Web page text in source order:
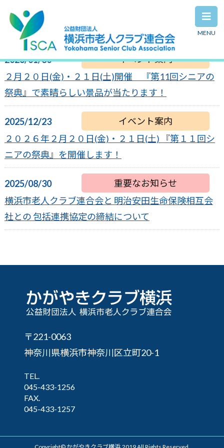
MENU
2026/01/30
イベント案内
２月２０日(金)・２１日(土)開催 『第11回シニアの
祭典』で素晴らしい景品が当たります！
2025/12/23
イベント案内
２０２６年２月２０日(金)・２１日(土) 『第１１回シ
ニアの祭典』を開催します！
2025/08/30
重要なお知らせ
横浜市老人クラブ連合会と 明治安田生命保険相互会
社との 包括連携協定の締結について
〒221-0063
神奈川県横浜市神奈川区立町20-1
TEL.
045-433-1256
FAX.
045-433-1257